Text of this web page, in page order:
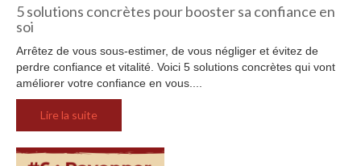
5 solutions concrètes pour booster sa confiance en
soi
Arrêtez de vous sous-estimer, de vous négliger et évitez de
perdre confiance et vitalité. Voici 5 solutions concrètes qui vont
améliorer votre confiance en vous....
Lire la suite